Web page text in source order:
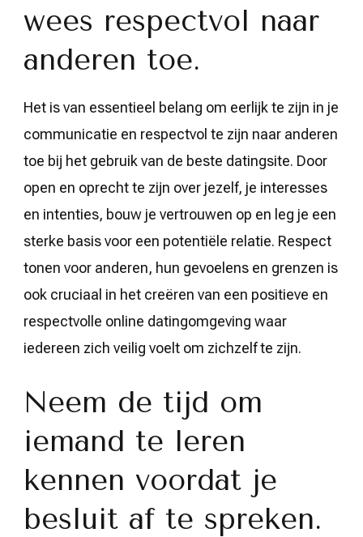
wees respectvol naar
anderen toe.
Het is van essentieel belang om eerlijk te zijn in je
communicatie en respectvol te zijn naar anderen
toe bij het gebruik van de beste datingsite. Door
open en oprecht te zijn over jezelf, je interesses
en intenties, bouw je vertrouwen op en leg je een
sterke basis voor een potentiële relatie. Respect
tonen voor anderen, hun gevoelens en grenzen is
ook cruciaal in het creëren van een positieve en
respectvolle online datingomgeving waar
iedereen zich veilig voelt om zichzelf te zijn.
Neem de tijd om
iemand te leren
kennen voordat je
besluit af te spreken.